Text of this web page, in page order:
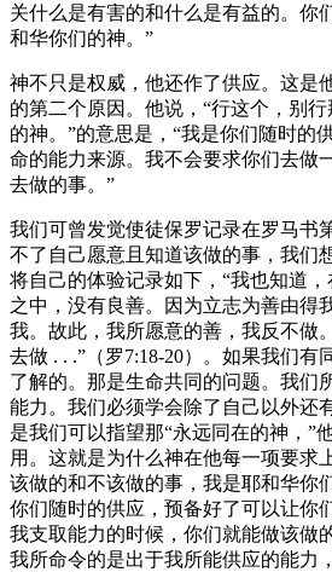
关什么是有害的和什么是有益的。你
和华你们的神。”
神不只是权威，他还作了供应。这是
的第二个原因。他说，“行这个，别
的神。”的意思是，“我是你们随时的
命的能力来源。我不会要求你们去做
去做的事。”
我们可曾发觉使徒保罗记录在罗马书
不了自己愿意且知道该做的事，我们
将自己的体验记录如下，“我也知道
之中，没有良善。因为立志为善由得
我。故此，我所愿意的善，我反不做
去做 . . .”（罗7:18-20）。如果我们有
了解的。那是生命共同的问题。我们
能力。我们必须学会除了自己以外还
是我们可以指望那“永远同在的神，”
用。这就是为什么神在他每一项要求
该做的和不该做的事，我是耶和华你
你们随时的供应，预备好了可以让你
我支取能力的时候，你们就能做该做
我所命令的是出于我所能供应的能力